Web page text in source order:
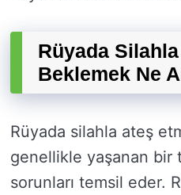
Rüyada
Beklemek Ne
Rüyada silahla ateş
genellikle yaşanan bir
sorunları temsil eder.